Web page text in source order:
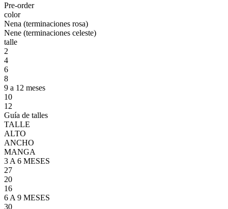
Pre-order
color
Nena (terminaciones rosa)
Nene (terminaciones celeste)
talle
2
4
6
8
9 a 12 meses
10
12
Guía de talles
TALLE
ALTO
ANCHO
MANGA
3 A 6 MESES
27
20
16
6 A 9 MESES
30